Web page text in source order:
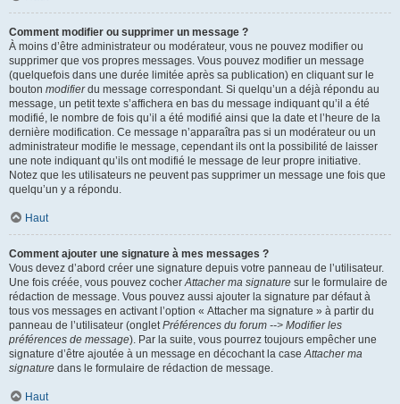
Comment modifier ou supprimer un message ?
À moins d’être administrateur ou modérateur, vous ne pouvez modifier ou
supprimer que vos propres messages. Vous pouvez modifier un message
(quelquefois dans une durée limitée après sa publication) en cliquant sur le
bouton modifierdu message correspondant. Si quelqu’un a déjà répondu au
message, un petit texte s’affichera en bas du message indiquant qu’il a été
modifié, le nombre de fois qu’il a été modifié ainsi que la date et l’heure de la
dernière modification. Ce message n’apparaîtra pas si un modérateur ou un
administrateur modifie le message, cependant ils ont la possibilité de laisser
une note indiquant qu’ils ont modifié le message de leur propre initiative.
Notez que les utilisateurs ne peuvent pas supprimer un message une fois que
quelqu’un y a répondu.
Haut
Comment ajouter une signature à mes messages ?
Vous devez d’abord créer une signature depuis votre panneau de l’utilisateur.
Une fois créée, vous pouvez cocherAttacher ma signature sur le formulaire de
rédaction de message. Vous pouvez aussi ajouter la signature par défaut à
tous vos messages en activant l’option « Attacher ma signature » à partir du
panneau de l’utilisateur (ongletPréférences du forum --> Modifier les
préférences de message). Par la suite, vous pourrez toujours empêcher une
signature d’être ajoutée à un message en décochant la caseAttacher ma
signature dans le formulaire de rédaction de message.
Haut